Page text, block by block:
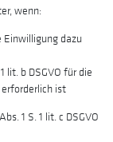
wenn:
Einwilligung dazu
lit. b DSGVO für die
ist
1 S. 1 lit. c DSGVO